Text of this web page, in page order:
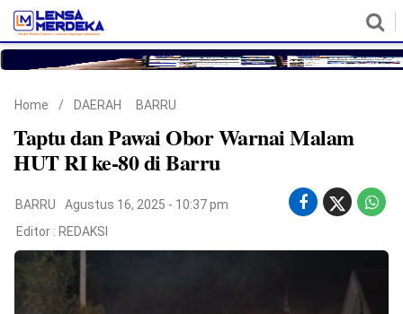
Home / DAERAH BARRU
Taptu dan Pawai Obor Warnai Malam
HUT RI ke-80 di Barru
BARRU
Agustus 16, 2025 - 10:37 pm
Editor : REDAKSI